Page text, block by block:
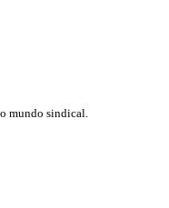
mundo sindical.